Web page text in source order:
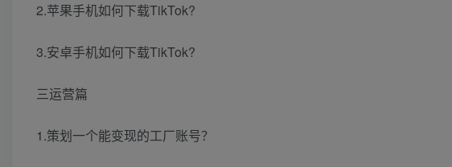
2.苹果手机如何下载TikTok?
3.安卓手机如何下载TikTok?
三运营篇
1.策划一个能变现的工厂账号？